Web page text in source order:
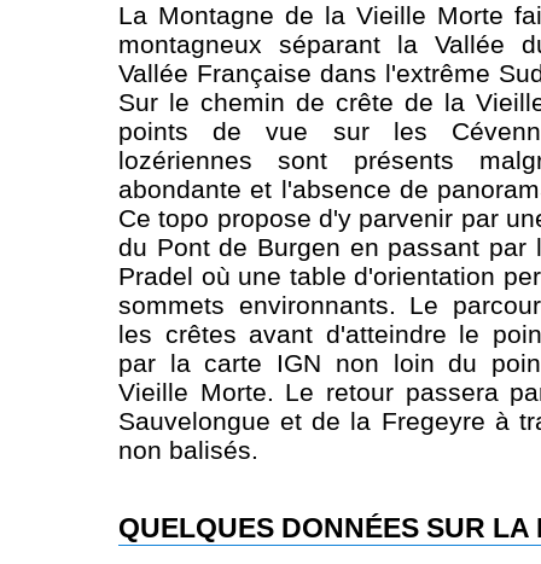
La Montagne de la Vieille Morte
montagneux séparant la Vallée
Vallée Française dans l'extrême
Sur le chemin de crête de la
points de vue sur les
lozériennes sont présents
abondante et l'absence de
Ce topo propose d'y parvenir par
du Pont de Burgen en passant par
Pradel où une table d'orientation
sommets environnants. Le
les crêtes avant d'atteindre le
par la carte IGN non loin du
Vieille Morte. Le retour passera
Sauvelongue et de la Fregeyre à
non balisés.
QUELQUES DONNÉES SUR LA